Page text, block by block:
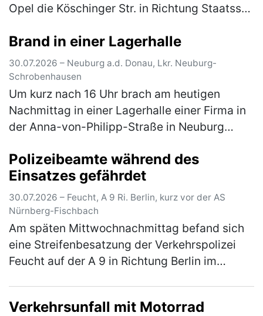
Opel die Köschinger Str. in Richtung Staatsstr.
Zeitgleich fuhr auf…(mehr)
Brand in einer Lagerhalle
30.07.2026 – Neuburg a.d. Donau, Lkr. Neuburg-
Schrobenhausen
Um kurz nach 16 Uhr brach am heutigen
Nachmittag in einer Lagerhalle einer Firma in
der Anna-von-Philipp-Straße in Neuburg
Kräfte der Feuerwehr konnten den B…
Polizeibeamte während des
Einsatzes gefährdet
30.07.2026 – Feucht, A 9 Ri. Berlin, kurz vor der AS
Nürnberg-Fischbach
Am späten Mittwochnachmittag befand sich
eine Streifenbesatzung der Verkehrspolizei
Feucht auf der A 9 in Richtung Berlin im
Verkehrsunfall mit Motorrad